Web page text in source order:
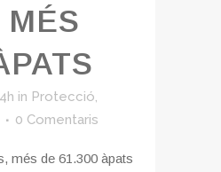
MÉS
in Protecció,
0 Comentaris
més de 61.300 àpats